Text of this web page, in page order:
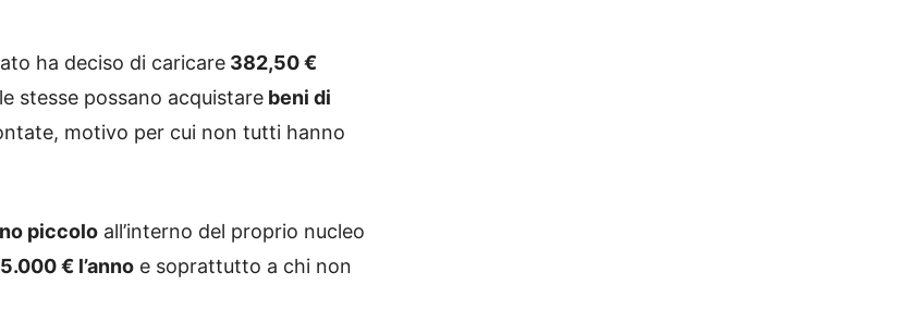
ha deciso di caricare 382,50 €
stesse possano acquistare beni di
motivo per cui non tutti hanno
piccolo all’interno del proprio nucleo
€ l’anno e soprattutto a chi non